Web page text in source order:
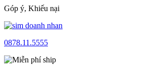
Góp ý, Khiếu nại
0878.11.5555